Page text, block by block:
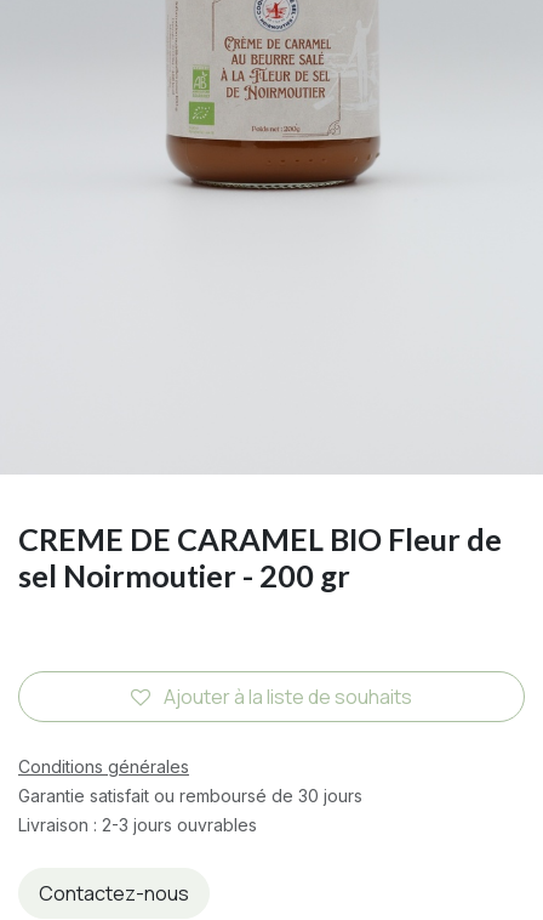
CREME DE CARAMEL BIO Fleur de
sel Noirmoutier - 200 gr
Ajouter à la liste de souhaits
Conditions générales
Garantie satisfait ou remboursé de 30 jours
Livraison : 2-3 jours ouvrables
Contactez-nous